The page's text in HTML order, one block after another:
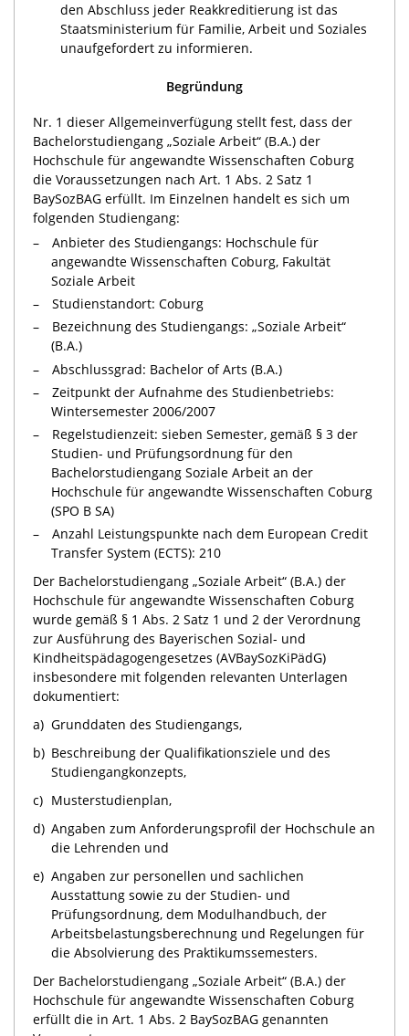
den Abschluss jeder Reakkreditierung ist das
Staatsministerium für Familie, Arbeit und Soziales
unaufgefordert zu informieren.
Begründung
Nr. 1 dieser Allgemeinverfügung stellt fest, dass der
Bachelorstudiengang „Soziale Arbeit“ (B.A.) der
Hochschule für angewandte Wissenschaften Coburg
die Voraussetzungen nach Art. 1 Abs. 2 Satz 1
BaySozBAG erfüllt. Im Einzelnen handelt es sich um
folgenden Studiengang:
Anbieter des Studiengangs: Hochschule für
angewandte Wissenschaften Coburg, Fakultät
Soziale Arbeit
Studienstandort: Coburg
Bezeichnung des Studiengangs: „Soziale Arbeit“
(B.A.)
Abschlussgrad: Bachelor of Arts (B.A.)
Zeitpunkt der Aufnahme des Studienbetriebs:
Wintersemester 2006/2007
Regelstudienzeit: sieben Semester, gemäß § 3 der
Studien- und Prüfungsordnung für den
Bachelorstudiengang Soziale Arbeit an der
Hochschule für angewandte Wissenschaften Coburg
(SPO B SA)
Anzahl Leistungspunkte nach dem European Credit
Transfer System (ECTS): 210
Der Bachelorstudiengang „Soziale Arbeit“ (B.A.) der
Hochschule für angewandte Wissenschaften Coburg
wurde gemäß § 1 Abs. 2 Satz 1 und 2 der Verordnung
zur Ausführung des Bayerischen Sozial- und
Kindheitspädagogengesetzes (AVBaySozKiPädG)
insbesondere mit folgenden relevanten Unterlagen
dokumentiert:
a) Grunddaten des Studiengangs,
b) Beschreibung der Qualifikationsziele und des
Studiengangkonzepts,
c) Musterstudienplan,
d) Angaben zum Anforderungsprofil der Hochschule an
die Lehrenden und
e) Angaben zur personellen und sachlichen
Ausstattung sowie zu der Studien- und
Prüfungsordnung, dem Modulhandbuch, der
Arbeitsbelastungsberechnung und Regelungen für
die Absolvierung des Praktikumssemesters.
Der Bachelorstudiengang „Soziale Arbeit“ (B.A.) der
Hochschule für angewandte Wissenschaften Coburg
erfüllt die in Art. 1 Abs. 2 BaySozBAG genannten